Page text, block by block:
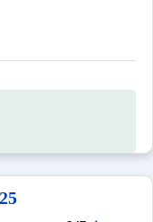
et tout équipé.